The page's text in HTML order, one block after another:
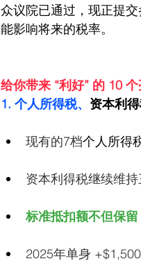
众议院已通过，现正提
能影响将来的税率。
给你带来 “利好” 的 10
1. 个人所得税、 资本利
现有的7档个人所得
资本利得税继续维
标准抵扣额不但保
2025年单身